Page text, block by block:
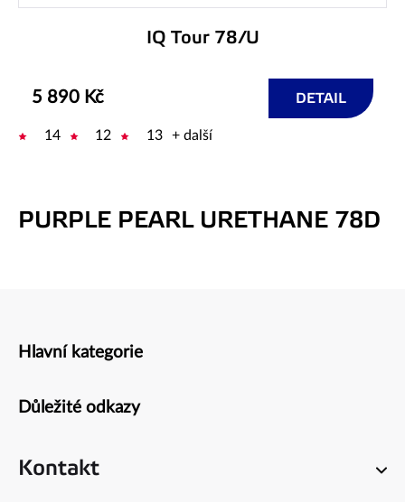
IQ Tour 78/U
5 890 Kč DETAIL
14 12 13 + další
PURPLE PEARL URETHANE 78D
Zápatí
Hlavní kategorie
Důležité odkazy
Kontakt